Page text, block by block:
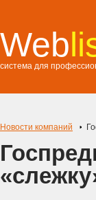
Web
система для
Новости компаний